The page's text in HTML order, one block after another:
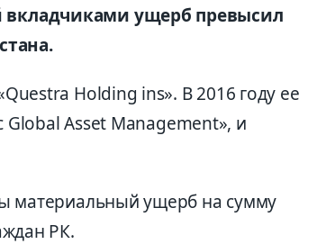
ущерб превысил
Holding ins». В 2016 году ее
Asset Management», и
материальный ущерб на сумму
РК.